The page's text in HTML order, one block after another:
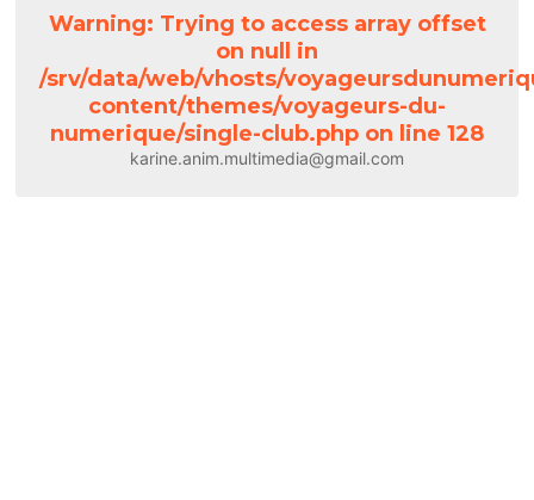
Warning: Trying to access array offset
on null in
/srv/data/web/vhosts/
content/themes/voyageurs-du-
numerique/single-club.php on line 128
karine.anim.multimedia@gmail.com